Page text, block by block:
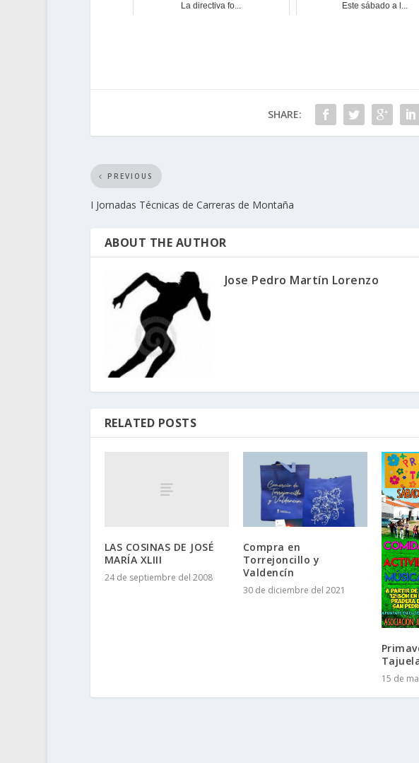
La directiva fo... Este sábado a l...
SHARE:
PREVIOUS
I Jornadas Técnicas de Carreras de Montaña
ABOUT THE AUTHOR
Jose Pedro Martín Lorenzo
RELATED POSTS
LAS COSINAS DE JOSÉ
MARÍA XLIII
24 de septiembre del 2008
Compra en
Torrejoncillo y
Valdencín
30 de diciembre del 2021
15 de